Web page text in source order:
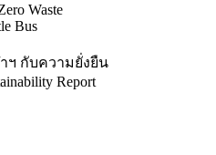
Waste
Bus
ฯ กับความยั่งยืน
Report